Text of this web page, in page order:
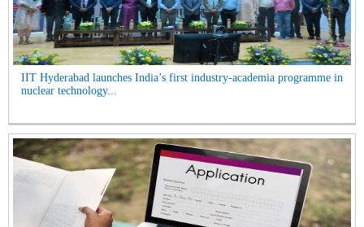
IIT Hyderabad launches India’s first industry-academia programme in
nuclear technology...